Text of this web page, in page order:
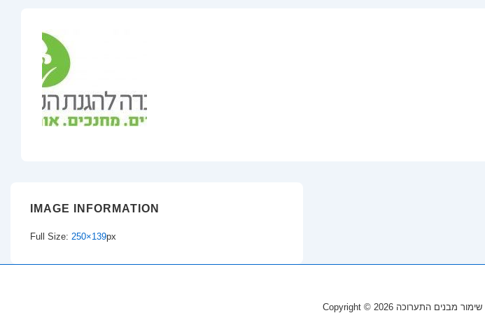
IMAGE INFORMATION
Full Size: 250×139px
Copyright © 2026 שימור מבנים התערוכה